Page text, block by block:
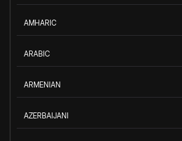
AMHARIC
ARABIC
ARMENIAN
AZERBAIJANI